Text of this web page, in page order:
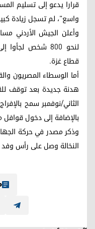
قرارا يدعو إلى تسليم
واسع"، لم تسجل زيادة
وأعلن الجيش الأردني
لنحو 800 شخص
قطاع غزة.
أما الوسطاء المصريون
هدنة جديدة بعد توقف
بالإضافة إلى دخول قوافل
وذكر مصدر في حركة
النخالة وصل على رأس وفد